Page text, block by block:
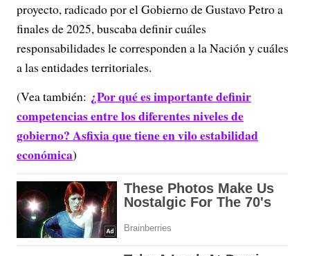
proyecto, radicado por el Gobierno de Gustavo Petro a
finales de 2025, buscaba definir cuáles
responsabilidades le corresponden a la Nación y cuáles
a las entidades territoriales.
(Vea también: ¿Por qué es importante definir
competencias entre los diferentes niveles de
gobierno? Asfixia que tiene en vilo estabilidad
económica)